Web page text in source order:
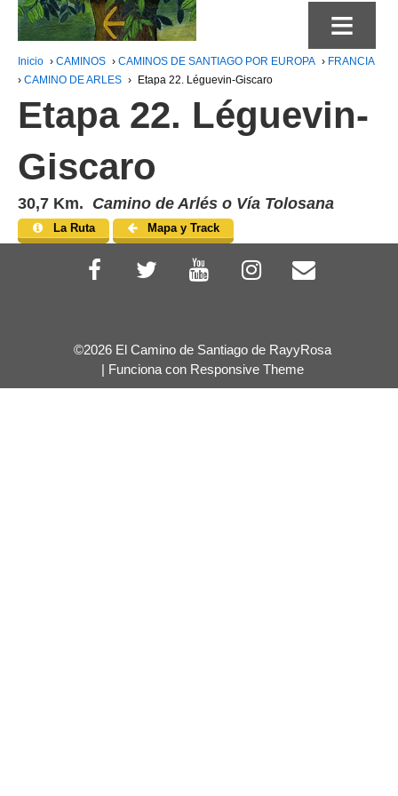
≡
Inicio › CAMINOS › CAMINOS DE SANTIAGO POR EUROPA › FRANCIA
› CAMINO DE ARLES › Etapa 22. Léguevin-Giscaro
Etapa 22. Léguevin-
Giscaro
30,7 Km. Camino de Arlés o Vía Tolosana
La Ruta Mapa y Track
©2026 El Camino de Santiago de RayyRosa
| Funciona con Responsive Theme